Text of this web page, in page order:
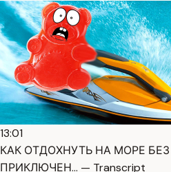
13:01
КАК ОТДОХНУТЬ НА МОРЕ
ПРИКЛЮЧЕН… — Transcript